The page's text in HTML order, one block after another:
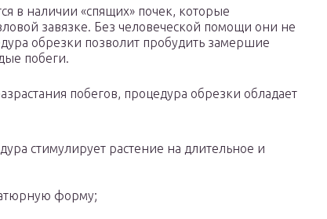
в наличии «спящих» почек, которые
завязке. Без человеческой помощи они не
обрезки позволит пробудить замершие
побеги.
побегов, процедура обрезки обладает
стимулирует растение на длительное и
форму;